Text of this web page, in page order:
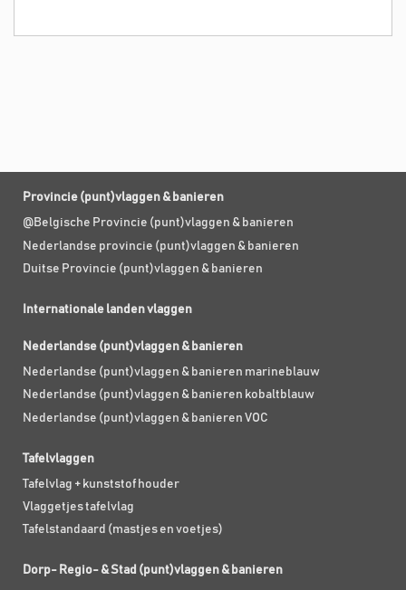
Provincie (punt)vlaggen & banieren
@Belgische Provincie (punt)vlaggen & banieren
Nederlandse provincie (punt)vlaggen & banieren
Duitse Provincie (punt)vlaggen & banieren
Internationale landen vlaggen
Nederlandse (punt)vlaggen & banieren
Nederlandse (punt)vlaggen & banieren marineblauw
Nederlandse (punt)vlaggen & banieren kobaltblauw
Nederlandse (punt)vlaggen & banieren VOC
Tafelvlaggen
Tafelvlag + kunststof houder
Vlaggetjes tafelvlag
Tafelstandaard (mastjes en voetjes)
Dorp- Regio- & Stad (punt)vlaggen & banieren